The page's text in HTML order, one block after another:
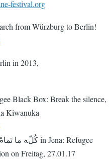
festival.org
from Würzburg to Berlin!
in 2013,
Black Box: Break the silence,
Kiwanuka
on Freitag, 27.01.17